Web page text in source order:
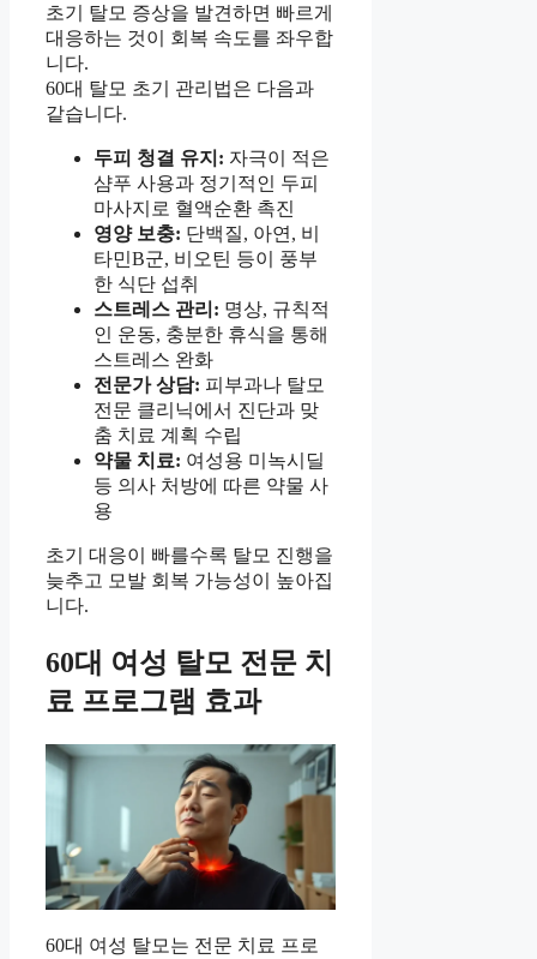
초기 탈모 증상을 발견하면 빠르게
대응하는 것이 회복 속도를 좌우합
니다.
60대 탈모 초기 관리법은 다음과
같습니다.
두피 청결 유지: 자극이 적은
샴푸 사용과 정기적인 두피
마사지로 혈액순환 촉진
영양 보충: 단백질, 아연, 비
타민B군, 비오틴 등이 풍부
한 식단 섭취
스트레스 관리: 명상, 규칙적
인 운동, 충분한 휴식을 통해
스트레스 완화
전문가 상담: 피부과나 탈모
전문 클리닉에서 진단과 맞
춤 치료 계획 수립
약물 치료: 여성용 미녹시딜
등 의사 처방에 따른 약물 사
용
초기 대응이 빠를수록 탈모 진행을
늦추고 모발 회복 가능성이 높아집
니다.
60대 여성 탈모 전문 치
료 프로그램 효과
60대 여성 탈모는 전문 치료 프로